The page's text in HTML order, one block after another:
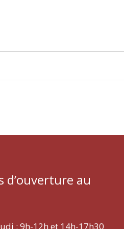
d’ouverture au
: 9h-12h et 14h-17h30